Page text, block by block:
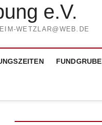
e.V.
WETZLAR@WEB.DE
FUNDGRUBE